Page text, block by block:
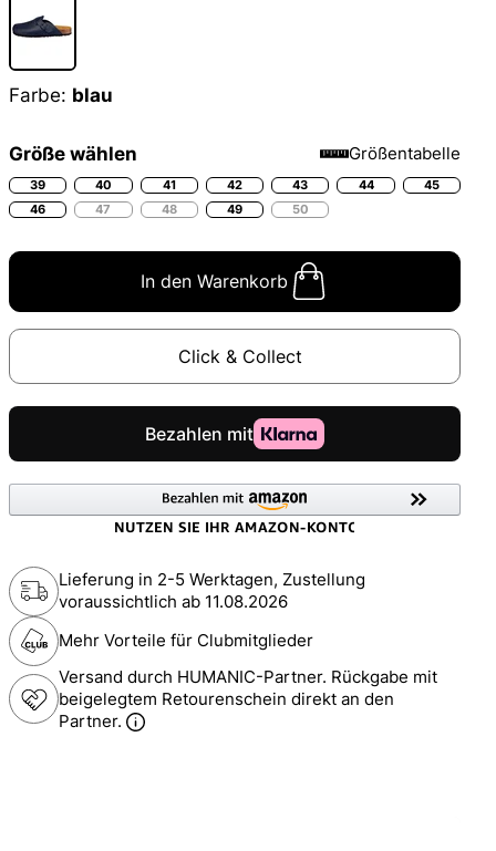
Farbe: blau
Größe wählen Größentabelle
39 40 41 42 43 44
45
46
47 48 49 50
In den Warenkorb
Click & Collect
Lieferung in 2-5 Werktagen, Zustellung
voraussichtlich ab 11.08.2026
Mehr Vorteile für Clubmitglieder
Versand durch HUMANIC-Partner. Rückgabe mit
beigelegtem Retourenschein direkt an den
Partner.